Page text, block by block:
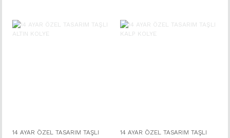
14 AYAR ÖZEL TASARIM TAŞLI
14 AYAR ÖZEL TASARIM TAŞLI